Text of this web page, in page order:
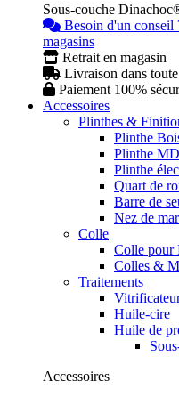
Sous-couche
Besoin d'un conseil
magasins
Retrait en magasin
Livraison dans
Paiement 100%
Accessoires
Plinthes &
Plinthe
Plinthe
Plinthe
Quart de
Barre de
Nez de
Colle
Colle pour
Colles &
Traitements
Huile-cire
Huile de
Accessoires